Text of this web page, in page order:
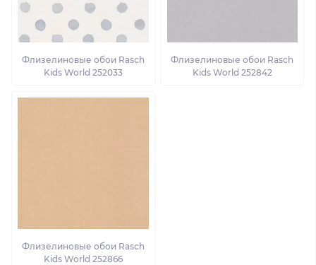
Флизелиновые обои Rasch
Kids World 252033
Флизелиновые обои Rasch
Kids World 252842
Флизелиновые обои Rasch
Kids World 252866